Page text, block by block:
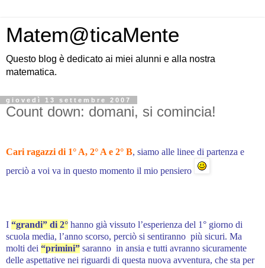
Matem@ticaMente
Questo blog è dedicato ai miei alunni e alla nostra
matematica.
giovedì 13 settembre 2007
Count down: domani, si comincia!
Cari ragazzi di 1° A, 2° A e 2° B, siamo alle linee di partenza e
perciò a voi va in questo momento il mio pensiero
I “grandi” di 2° hanno già vissuto l’esperienza del 1° giorno di
scuola media, l’anno scorso, perciò si sentiranno più sicuri. Ma
molti dei “primini” saranno in ansia e tutti avranno sicuramente
delle aspettative nei riguardi di questa nuova avventura, che sta per